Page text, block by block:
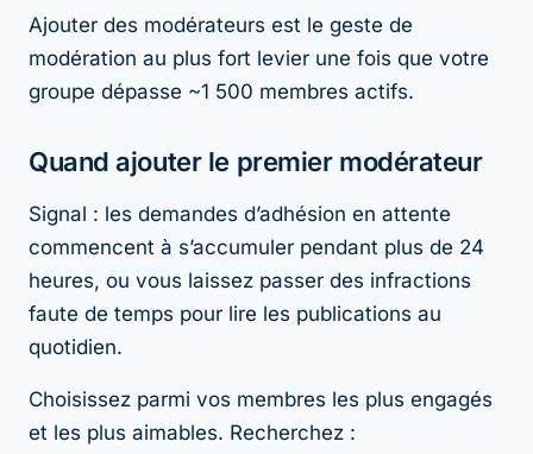
Ajouter des modérateurs est le geste de
modération au plus fort levier une fois que votre
groupe dépasse ~1 500 membres actifs.
Quand ajouter le premier modérateur
Signal : les demandes d’adhésion en attente
commencent à s’accumuler pendant plus de 24
heures, ou vous laissez passer des infractions
faute de temps pour lire les publications au
quotidien.
Choisissez parmi vos membres les plus engagés
et les plus aimables. Recherchez :